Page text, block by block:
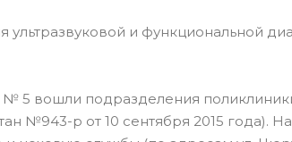
и функциональной
№ 5 вошли подразделения
№943-р от 10 сентября 2015 года). На